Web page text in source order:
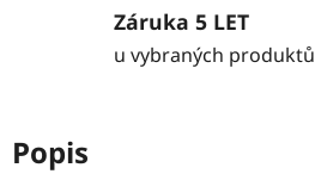
Záruka 5 LET
u vybraných produktů
Popis